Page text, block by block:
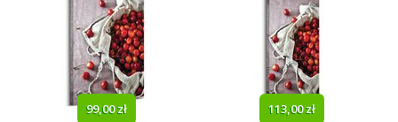
99,00 zł 113,00 zł